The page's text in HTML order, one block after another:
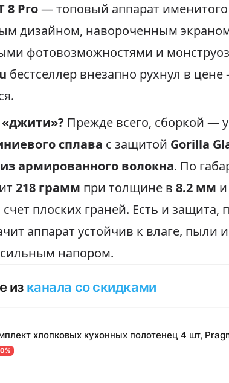
8 Pro— топовый аппарат именитого
дизайном, навороченным
фотовозможностями и
бестселлер внезапно рухнул в
Прежде всего, сборкой —
сплава с защитой Gorilla
армированного волокна. По
218 грамм при толщине в 8.2 мм
плоских граней. Есть и защита,
аппарат устойчив к влаге, пыли
напором.
из канала со скидками